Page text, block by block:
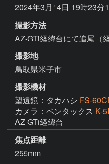
2024年3月14日 19時23分
撮影方法
AZ-GTi経緯台にて追尾
撮影地
鳥取県米子市
撮影機材
望遠鏡：タカハシ FS-
カメラ：ペンタックス K-
AZ-GTi経緯台
焦点距離
255mm